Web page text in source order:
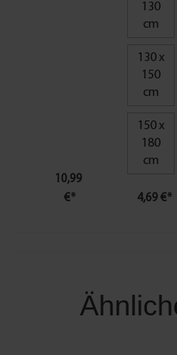
10,99
€*
130
cm
130 x
150
cm
150 x
180
cm
4,69 €*